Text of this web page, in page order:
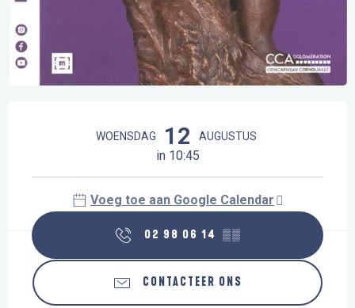
WOENSDAG 12 AUGUSTUS
in 10:45
Voeg toe aan Google Calendar
02 98 06 14 ▒▒
CONTACTEER ONS